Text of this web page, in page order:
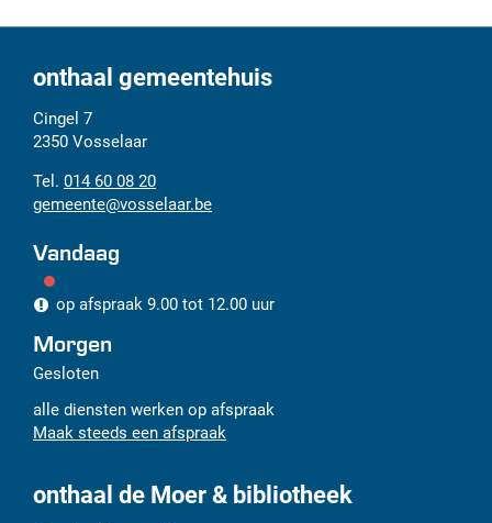
onthaal gemeentehuis
Adres
Cingel 7
2350 Vosselaar
Tel.
014 60 08 20
E-
mail
gemeente@vosselaar.be
Vandaag
op afspraak 9.00 tot 12.00 uur
Morgen
Gesloten
alle diensten werken op afspraak
Maak steeds een afspraak
onthaal de Moer & bibliotheek